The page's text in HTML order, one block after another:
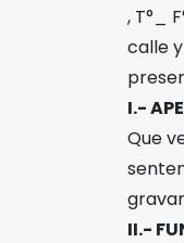
, T°_
calle
I.-
Que
II.-